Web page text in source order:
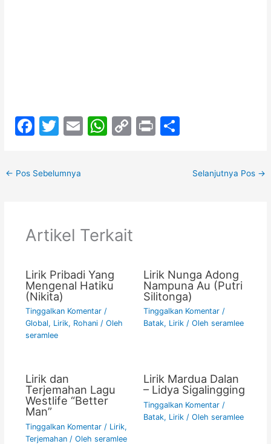
F
c
e
o
T
er
E
W
p
C
k
Pr
ar
← Pos Sebelumnya Selanjutnya Pos →
Artikel Terkait
Lirik Pribadi Yang
Mengenal Hatiku
(Nikita)
Tinggalkan Komentar /
Global, Lirik, Rohani/ Oleh
seramlee
Lirik Nunga Adong
Nampuna Au (Putri
Silitonga)
Tinggalkan Komentar /
Batak, Lirik/ Oleh seramlee
Lirik dan
Terjemahan Lagu
Westlife “Better
Man”
Tinggalkan Komentar / Lirik,
Terjemahan/ Oleh seramlee
Lirik Mardua Dalan
– Lidya Sigalingging
Tinggalkan Komentar /
Batak, Lirik/ Oleh seramlee